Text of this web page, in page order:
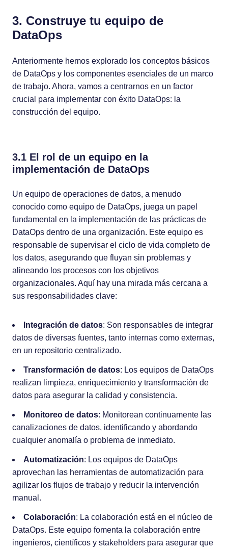
3. Construye tu equipo de
DataOps
Anteriormente hemos explorado los conceptos básicos
de DataOps y los componentes esenciales de un marco
de trabajo. Ahora, vamos a centrarnos en un factor
crucial para implementar con éxito DataOps: la
construcción del equipo.
3.1 El rol de un equipo en la
implementación de DataOps
Un equipo de operaciones de datos, a menudo
conocido como equipo de DataOps, juega un papel
fundamental en la implementación de las prácticas de
DataOps dentro de una organización. Este equipo es
responsable de supervisar el ciclo de vida completo de
los datos, asegurando que fluyan sin problemas y
alineando los procesos con los objetivos
organizacionales. Aquí hay una mirada más cercana a
sus responsabilidades clave:
Integración de datos: Son responsables de integrar
datos de diversas fuentes, tanto internas como externas,
en un repositorio centralizado.
Transformación de datos: Los equipos de DataOps
realizan limpieza, enriquecimiento y transformación de
datos para asegurar la calidad y consistencia.
Monitoreo de datos: Monitorean continuamente las
canalizaciones de datos, identificando y abordando
cualquier anomalía o problema de inmediato.
Automatización: Los equipos de DataOps
aprovechan las herramientas de automatización para
agilizar los flujos de trabajo y reducir la intervención
manual.
Colaboración: La colaboración está en el núcleo de
DataOps. Este equipo fomenta la colaboración entre
ingenieros, científicos y stakeholders para asegurar que